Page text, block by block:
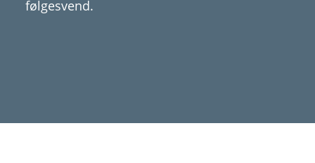
følgesvend.